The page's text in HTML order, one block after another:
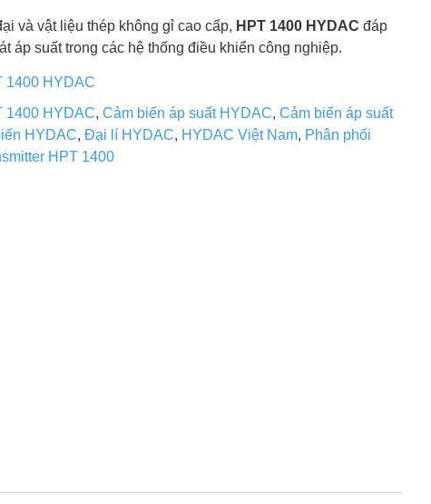
và vật liệu thép không gỉ cao cấp, HPT 1400 HYDAC đáp
áp suất trong các hệ thống điều khiển công nghiệp.
1400 HYDAC
1400 HYDAC, Cảm biến áp suất HYDAC, Cảm biến áp suất
HYDAC, Đại lí HYDAC, HYDAC Việt Nam, Phân phối
HPT 1400